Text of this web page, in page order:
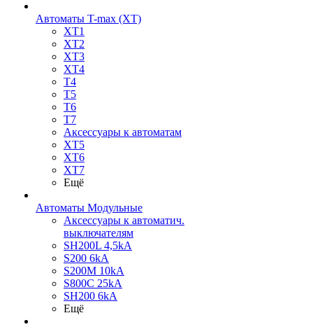
Автоматы T-max (XT)
XT1
XT2
XT3
XT4
T4
T5
T6
T7
Аксессуары к автоматам
XT5
XT6
XT7
Ещё
Автоматы Модульные
Аксессуары к автоматич.
выключателям
SH200L 4,5kA
S200 6kA
S200M 10kA
S800C 25kA
SH200 6kA
Ещё